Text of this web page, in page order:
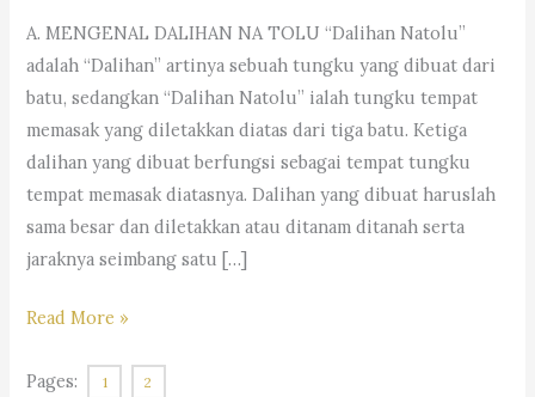
A. MENGENAL DALIHAN NA TOLU “Dalihan Natolu”
adalah “Dalihan” artinya sebuah tungku yang dibuat dari
batu, sedangkan “Dalihan Natolu” ialah tungku tempat
memasak yang diletakkan diatas dari tiga batu. Ketiga
dalihan yang dibuat berfungsi sebagai tempat tungku
tempat memasak diatasnya. Dalihan yang dibuat haruslah
sama besar dan diletakkan atau ditanam ditanah serta
jaraknya seimbang satu […]
MENGENAL
BATAK,
Read More »
Pages: 1 2